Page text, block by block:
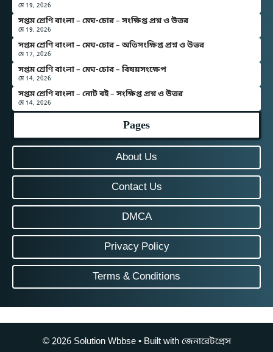
মে 19, 2026
সপ্তম শ্রেণি বাংলা – মেঘ-চোর – সংক্ষিপ্ত প্রশ্ন ও উত্তর
মে 19, 2026
সপ্তম শ্রেণি বাংলা – মেঘ-চোর – অতিসংক্ষিপ্ত প্রশ্ন ও উত্তর
মে 17, 2026
সপ্তম শ্রেণি বাংলা – মেঘ-চোর – বিষয়সংক্ষেপ
মে 14, 2026
সপ্তম শ্রেণি বাংলা – নোট বই – সংক্ষিপ্ত প্রশ্ন ও উত্তর
মে 14, 2026
Pages
About Us
Contact Us
DMCA
Privacy Policy
Terms & Conditions
© 2026 Solution Wbbse• Built with জেনারেটপ্রেস